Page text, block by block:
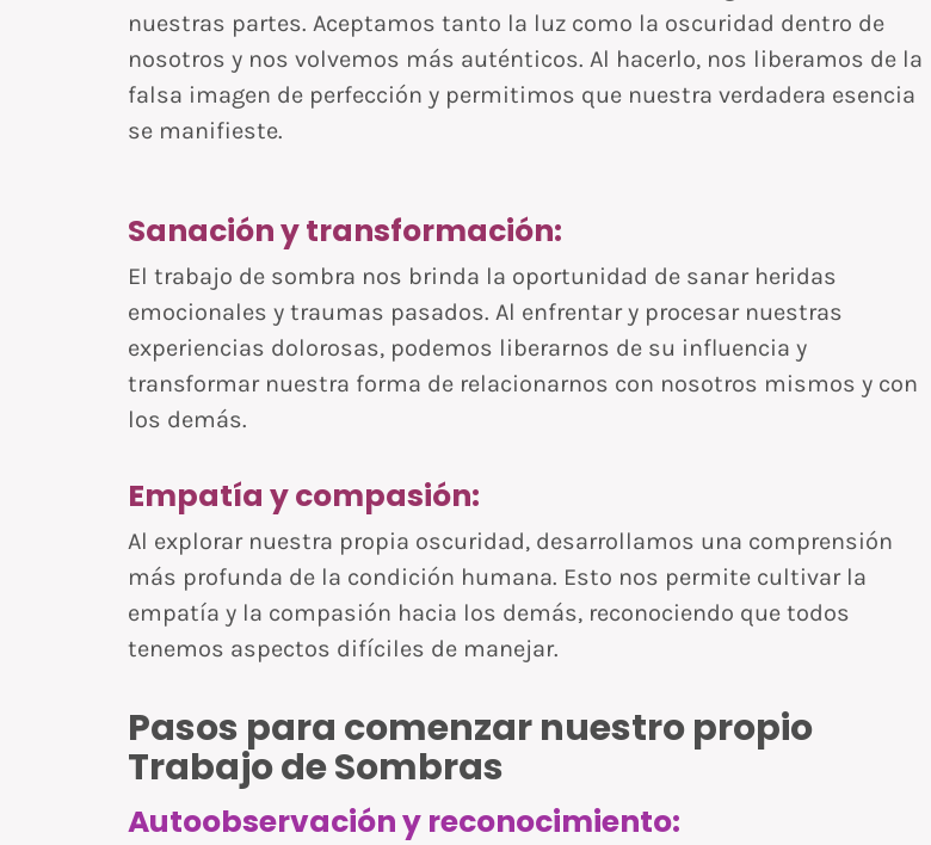
nuestras partes. Aceptamos tanto la luz como la oscuridad dentro de
nosotros y nos volvemos más auténticos. Al hacerlo, nos liberamos de la
falsa imagen de perfección y permitimos que nuestra verdadera esencia
se manifieste.
Sanación y transformación:
El trabajo de sombra nos brinda la oportunidad de sanar heridas
emocionales y traumas pasados. Al enfrentar y procesar nuestras
experiencias dolorosas, podemos liberarnos de su influencia y
transformar nuestra forma de relacionarnos con nosotros mismos y con
los demás.
Empatía y compasión:
Al explorar nuestra propia oscuridad, desarrollamos una comprensión
más profunda de la condición humana. Esto nos permite cultivar la
empatía y la compasión hacia los demás, reconociendo que todos
tenemos aspectos difíciles de manejar.
Pasos para comenzar nuestro propio
Trabajo de Sombras
Autoobservación y reconocimiento: